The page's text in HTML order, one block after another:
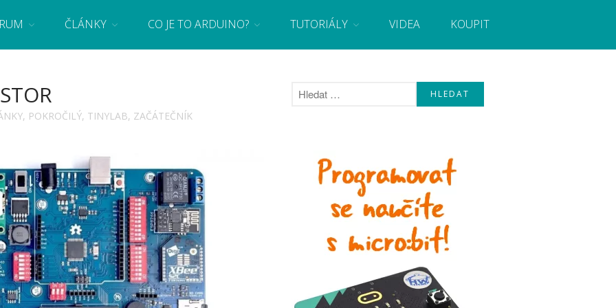
Úvod
se základy programování a elektroniky zábavnou formou! Arduino a microbit projekty, návody, novinky i tutoriály pro začátečníky i pro
ČLÁNKY CO JE TO ARDUINO? TUTORIÁLY VIDEA KOUPIT
, POKROČILÝ, TINYLAB, ZAČÁTEČNÍK